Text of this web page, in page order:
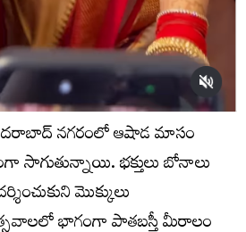
నగరంలో ఆషాడ మాసం
సాగుతున్నాయి. భక్తులు బోనాలు
మొక్కులు
ఉత్సవాలలో భాగంగా పాతబస్తీ మీరాలం